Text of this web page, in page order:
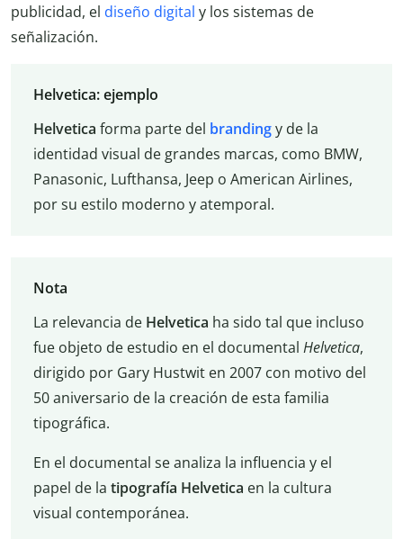
publicidad, el diseño digital y los sistemas de
señalización.
Helvetica: ejemplo
Helvetica forma parte del brandingy de la
identidad visual de grandes marcas, como BMW,
Panasonic, Lufthansa, Jeep o American Airlines,
por su estilo moderno y atemporal.
Nota
La relevancia de Helvetica ha sido tal que incluso
fue objeto de estudio en el documental Helvetica,
dirigido por Gary Hustwit en 2007 con motivo del
50 aniversario de la creación de esta familia
tipográfica.
En el documental se analiza la influencia y el
papel de la tipografía Helvetica en la cultura
visual contemporánea.